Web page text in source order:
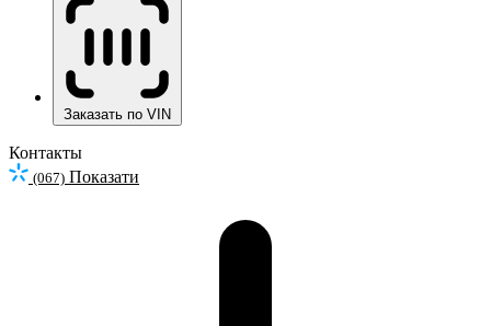
Заказать по VIN
Контакты
(067) Показати